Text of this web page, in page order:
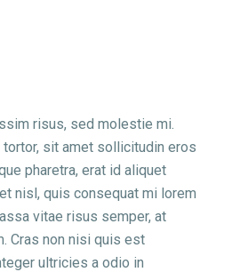
risus, sed molestie mi.
sit amet sollicitudin eros
pharetra, erat id aliquet
nisl, quis consequat mi lorem
vitae risus semper, at
Cras non nisi quis est
ultricies a odio in